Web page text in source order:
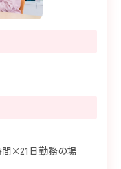
×21日勤務の場